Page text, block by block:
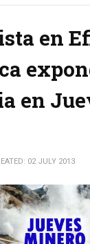
en
en
02 JULY 2013